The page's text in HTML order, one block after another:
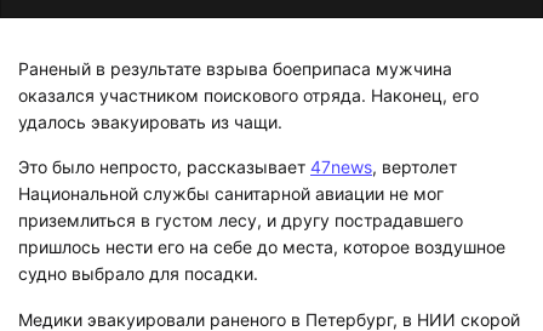
Раненый в результате взрыва боеприпаса мужчина
оказался участником поискового отряда. Наконец, его
удалось эвакуировать из чащи.
Это было непросто, рассказывает 47news, вертолет
Национальной службы санитарной авиации не мог
приземлиться в густом лесу, и другу пострадавшего
пришлось нести его на себе до места, которое воздушное
судно выбрало для посадки.
Медики эвакуировали раненого в Петербург, в НИИ скорой